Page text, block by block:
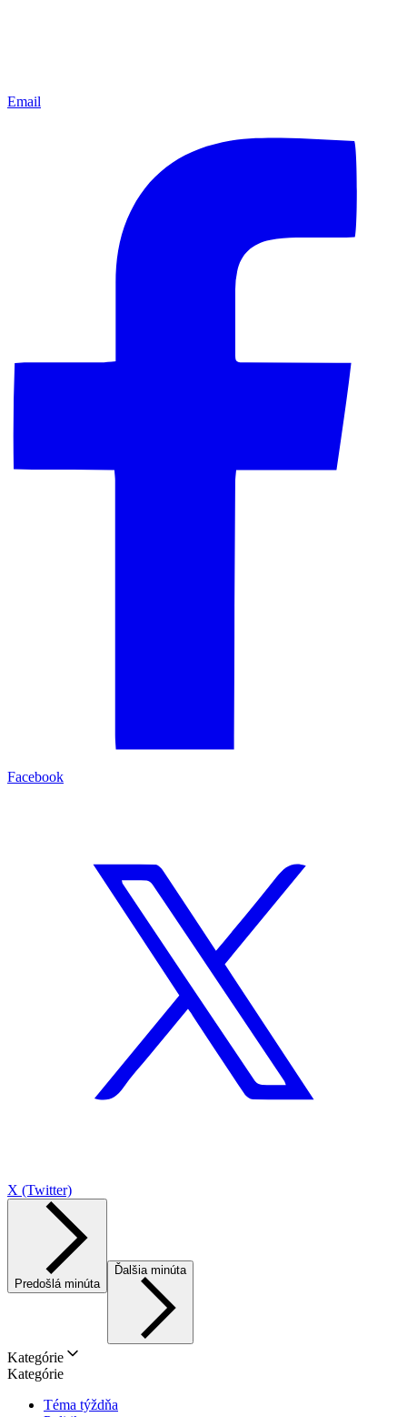
Email
Facebook
X (Twitter)
Predošlá minúta
Ďalšia minúta
Kategórie
Kategórie
Téma týždňa